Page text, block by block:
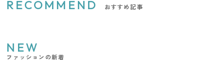
RECOMMEND おすすめ記事
NEW
ファッションの新着